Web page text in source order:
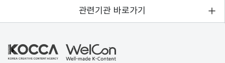
관련기관 바로가기